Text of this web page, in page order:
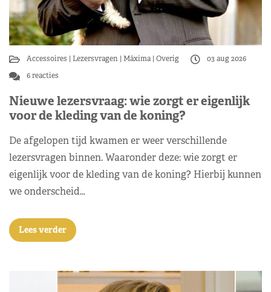
Accessoires Lezersvragen Máxima Overig
03 aug 2026
6 reacties
Nieuwe lezersvraag: wie zorgt er eigenlijk
voor de kleding van de koning?
De afgelopen tijd kwamen er weer verschillende
lezersvragen binnen. Waaronder deze: wie zorgt er
eigenlijk voor de kleding van de koning? Hierbij kunnen
we onderscheid…
Lees verder